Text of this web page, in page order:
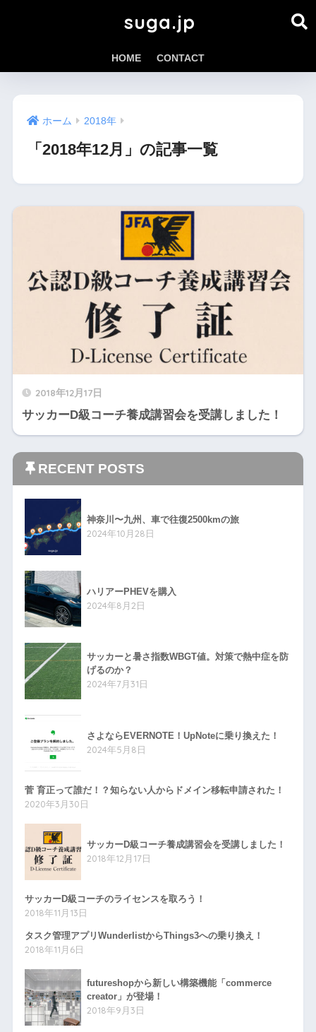
suga.jp
HOME CONTACT
ホーム 2018年
「2018年12月」の記事一覧
2018年12月17日
サッカーD級コーチ養成講習会を受講しました！
RECENT POSTS
神奈川〜九州、車で往復2500kmの旅
2024年10月28日
ハリアーPHEVを購入
2024年8月2日
サッカーと暑さ指数WBGT値。対策で熱中症を防
げるのか？
2024年7月31日
さよならEVERNOTE！UpNoteに乗り換えた！
2024年5月8日
菅 育正って誰だ！？知らない人からドメイン移転申請された！
2020年3月30日
サッカーD級コーチ養成講習会を受講しました！
2018年12月17日
サッカーD級コーチのライセンスを取ろう！
2018年11月13日
タスク管理アプリWunderlistからThings3への乗り換え！
2018年11月6日
futureshopから新しい構築機能「commerce
creator」が登場！
2018年9月3日